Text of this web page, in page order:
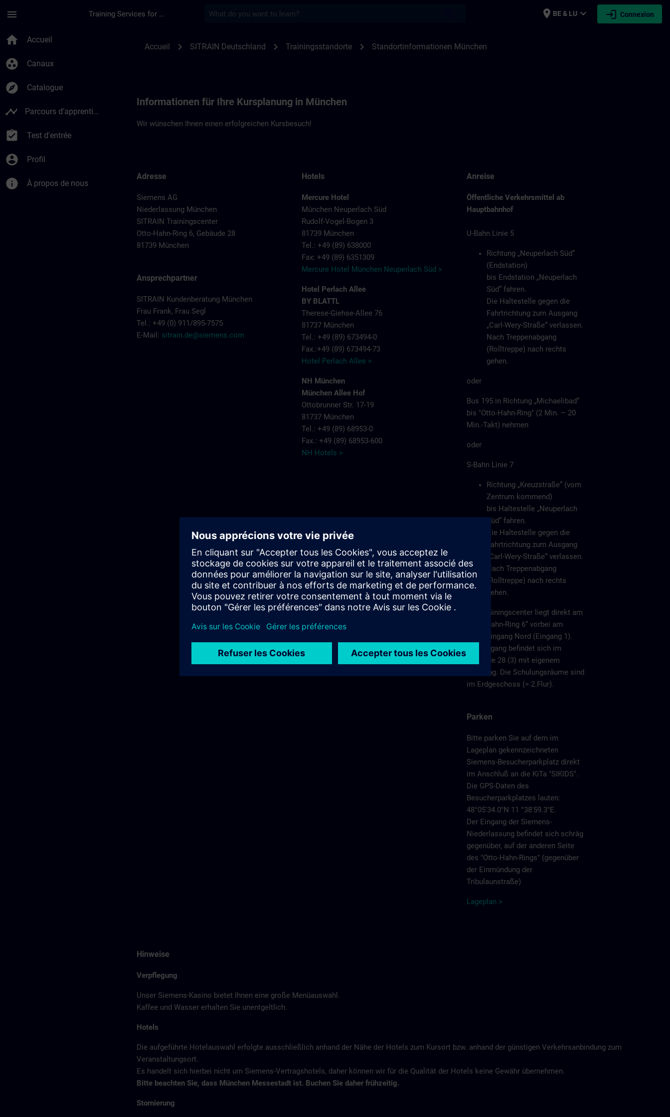
menu Training Services for Digital Industries place BE & LU expand_more login Connexion
home Accueil
group_work Canaux
explore Catalogue
timeline Parcours d’apprentissage
assignment_turned_in Test d'entrée
account_circle Profil
info À propos de nous
Accueil chevron_right SITRAIN Deutschland chevron_right Trainingsstandorte chevron_right Standortinformationen München
Informationen für Ihre Kursplanung in München
Wir wünschen Ihnen einen erfolgreichen Kursbesuch!
Adresse
Siemens AG
Niederlassung München
SITRAIN Trainingscenter
Otto-Hahn-Ring 6, Gebäude 28
81739 München
Ansprechpartner
SITRAIN Kundenberatung München
Frau Frank, Frau Segl
Tel.: +49 (0) 911/895-7575
E-Mail: sitrain.de@siemens.com
Hotels
Mercure Hotel
München Neuperlach Süd
Rudolf-Vogel-Bogen 3
81739 München
Tel.: +49 (89) 638000
Fax: +49 (89) 6351309
Mercure Hotel München Neuperlach Süd >
Hotel Perlach Allee
BY BLATTL
Therese-Giehse-Allee 76
81737 München
Tel.: +49 (89) 673494-0
Fax.:+49 (89) 673494-73
Hotel Perlach Allee >
NH München
München Allee Hof
Ottobrunner Str. 17-19
81737 München
Tel.: +49 (89) 68953-0
Fax.: +49 (89) 68953-600
NH Hotels >
Anreise
Öffentliche Verkehrsmittel ab
Hauptbahnhof
U-Bahn Linie 5
Richtung „Neuperlach Süd“
(Endstation)
bis Endstation „Neuperlach
Süd“ fahren.
Die Haltestelle gegen die
Fahrtrichtung zum Ausgang
„Carl-Wery-Straße“ verlassen.
Nach Treppenabgang
(Rolltreppe) nach rechts
gehen.
oder
Bus 195 in Richtung „Michaelibad“
bis "Otto-Hahn-Ring" (2 Min. – 20
Min.-Takt) nehmen
oder
S-Bahn Linie 7
Richtung „Kreuzstraße“ (vom
Zentrum kommend)
bis Haltestelle „Neuperlach
Süd“ fahren.
Die Haltestelle gegen die
Fahrtrichtung zum Ausgang
„Carl-Wery-Straße“ verlassen.
Nach Treppenabgang
(Rolltreppe) nach rechts
gehen.
Das Trainingscenter liegt direkt am
„Otto-Hahn-Ring 6“ vorbei am
Haupteingang Nord (Eingang 1).
Der Eingang befindet sich im
Gebäude 28 (3) mit eigenem
Empfang. Die Schulungsräume sind
im Erdgeschoss (= 2.Flur).
Parken
Bitte parken Sie auf dem im
Lageplan gekennzeichneten
Siemens-Besucherparkplatz direkt
im Anschluß an die KiTa "SIKIDS".
Die GPS-Daten des
Besucherparkplatzes lauten:
48°05'34.0"N 11 °38'59.3"E.
Der Eingang der Siemens-
Niederlassung befindet sich schräg
gegenüber, auf der anderen Seite
des "Otto-Hahn-Rings" (gegenüber
der Einmündung der
Tribulaunstraße)
Lageplan >
Hinweise
Verpflegung
Unser Siemens-Kasino bietet Ihnen eine große Menüauswahl.
Kaffee und Wasser erhalten Sie unentgeltlich.
Hotels
Die aufgeführte Hotelauswahl erfolgte ausschließlich anhand der Nähe der Hotels zum Kursort bzw. anhand der günstigen Verkehrsanbindung zum
Veranstaltungsort.
Es handelt sich hierbei nicht um Siemens-Vertragshotels, daher können wir für die Qualität der Hotels keine Gewähr übernehmen.
Bitte beachten Sie, dass München Messestadt ist. Buchen Sie daher frühzeitig.
Stornierung